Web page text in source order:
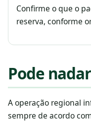
Confirme o que o
reserva, conforme
Pode
A operação regional
sempre de acordo